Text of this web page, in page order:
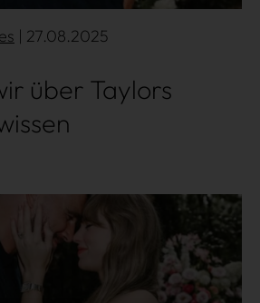
| 27.08.2025
über Taylors